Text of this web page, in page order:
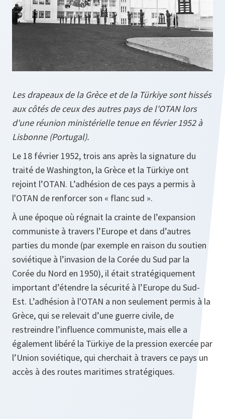
Les drapeaux de la Grèce et de la Türkiye sont hissés
aux côtés de ceux des autres pays de l'OTAN lors
d'une réunion ministérielle tenue en février 1952 à
Lisbonne (Portugal).
Le 18 février 1952, trois ans après la signature du
traité de Washington, la Grèce et la Türkiye ont
rejoint l’OTAN. L’adhésion de ces pays a permis à
l'OTAN de renforcer son « flanc sud ».
À une époque où régnait la crainte de l’expansion
communiste à travers l’Europe et dans d’autres
parties du monde (par exemple en raison du soutien
soviétique à l’invasion de la Corée du Sud par la
Corée du Nord en 1950), il était stratégiquement
important d’étendre la sécurité à l’Europe du Sud-
Est. L’adhésion à l'OTAN a non seulement permis à la
Grèce, qui se relevait d’une guerre civile, de
restreindre l’influence communiste, mais elle a
également libéré la Türkiye de la pression exercée par
l’Union soviétique, qui cherchait à travers ce pays un
accès à des routes maritimes stratégiques.